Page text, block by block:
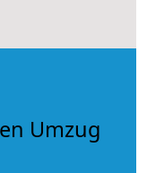
Umzug